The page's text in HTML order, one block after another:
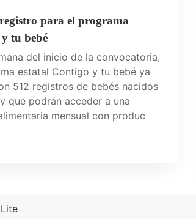
para el programa
tu bebé
del inicio de la convocatoria,
estatal Contigo y tu bebé ya
512 registros de bebés nacidos
que podrán acceder a una
mensual con produc